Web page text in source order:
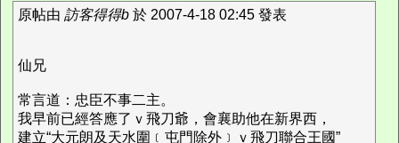
原帖由 訪客得得b 於 2007-4-18 02:45 發表
仙兄
常言道：忠臣不事二主。
我早前已經答應了ｖ飛刀爺，會襄助他在新界西，
建立“大元朗及天水圍﹝屯門除外﹞ｖ飛刀聯合王國”